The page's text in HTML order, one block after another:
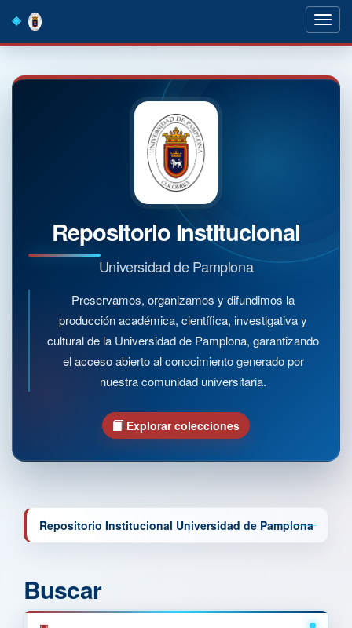
navigation
Repositorio Institucional
Universidad de Pamplona
Preservamos, organizamos y difundimos la
producción académica, científica, investigativa y
cultural de la Universidad de Pamplona, garantizando
el acceso abierto al conocimiento generado por
nuestra comunidad universitaria.
Explorar colecciones
Repositorio Institucional Universidad de Pamplona
Buscar